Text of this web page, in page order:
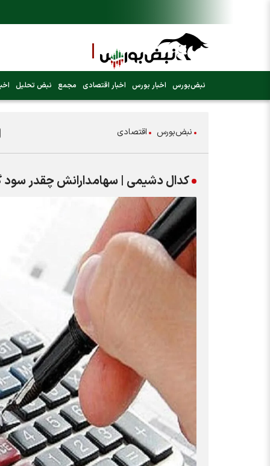
نبض‌بورس اخبار بورس اخبار اقتصادی مجمع نبض تحلیل
نبض‌بورس اقتصادی
کدال دشیمی | سهامدارانش چقدر سود